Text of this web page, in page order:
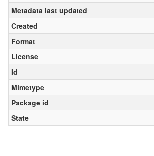
Metadata last updated
Created
Format
License
Id
Mimetype
Package id
State